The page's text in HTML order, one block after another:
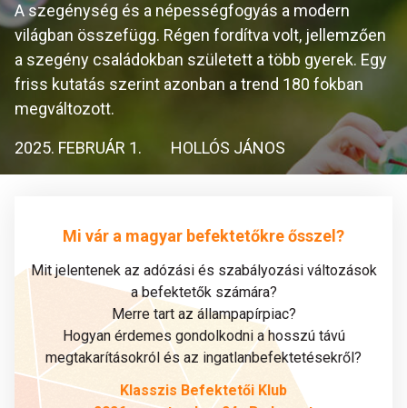
A szegénység és a népességfogyás a modern
világban összefügg. Régen fordítva volt, jellemzően
a szegény családokban született a több gyerek. Egy
friss kutatás szerint azonban a trend 180 fokban
megváltozott.
2025. FEBRUÁR 1. HOLLÓS JÁNOS
Mi vár a magyar befektetőkre ősszel?
Mit jelentenek az adózási és szabályozási változások
a befektetők számára?
Merre tart az állampapírpiac?
Hogyan érdemes gondolkodni a hosszú távú
megtakarításokról és az ingatlanbefektetésekről?
Klasszis Befektetői Klub